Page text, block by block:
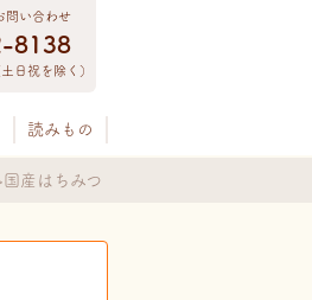
問い合わせ
8138
日祝を除く）
読みもの
国産はちみつ